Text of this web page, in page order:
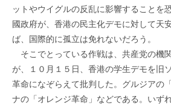
ットやウイグルの反乱に影響することを
國政府が、香港の民主化デモに対して天
ば、国際的に孤立は免れないだろう。
そこでとっている作戦は、共産党の機
が、１０月１５日、香港の学生デモを旧
革命になぞらえて批判した。グルジアの
ナの「オレンジ革命」などである。いず